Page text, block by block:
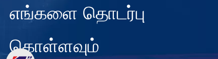
எங்களை தொடர்பு
கொள்ளவும்